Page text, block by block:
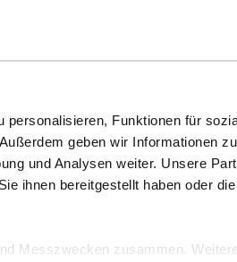
Funktionen für
geben wir Informationen
und Analysen weiter. Unsere
ihnen bereitgestellt haben oder
Messzwecken zusammen.